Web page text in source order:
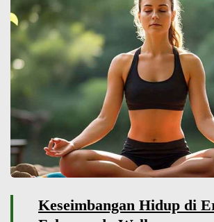
Keseimbangan Hidup di